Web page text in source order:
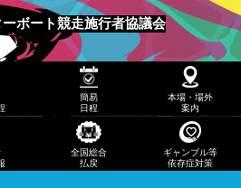
ボート競走施行者協議会
メニュー
発売
日程
日程
本
場・
簡易
日程
本場・場外
案内
全国総合
払戻
ギャンブル等
依存症対策